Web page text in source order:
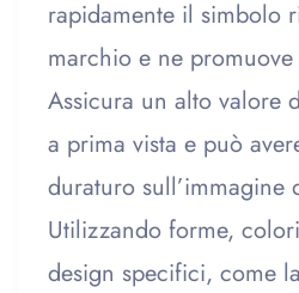
rapidamente il simbolo
marchio e ne
Assicura un alto valore
a prima vista e può
duraturo sull’immagine
Utilizzando forme,
design specifici, come